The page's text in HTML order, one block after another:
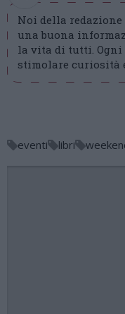
Noi della redazione
una buona
la vita di tutti. Ogni
stimolare curiosità
eventi libri